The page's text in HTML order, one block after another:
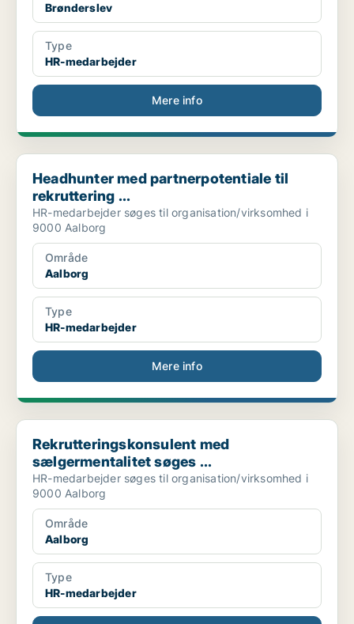
Brønderslev
Type
HR-medarbejder
Mere info
Headhunter med partnerpotentiale til rekruttering ...
Headhunter med partnerpotentiale til
rekruttering ...
HR-medarbejder søges til organisation/virksomhed i
9000 Aalborg
Område
Aalborg
Type
HR-medarbejder
Mere info
Rekrutteringskonsulent med sælgermentalitet søges ...
Rekrutteringskonsulent med
sælgermentalitet søges ...
HR-medarbejder søges til organisation/virksomhed i
9000 Aalborg
Område
Aalborg
Type
HR-medarbejder